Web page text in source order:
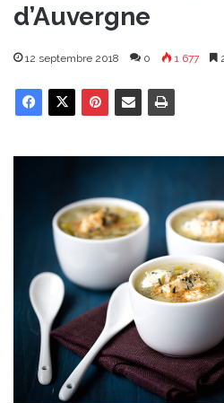
d’Auvergne
12 septembre 2018 0 1 677